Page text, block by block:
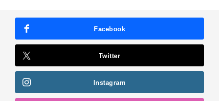
Facebook
Twitter
Instagram